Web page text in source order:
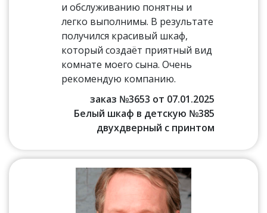
и обслуживанию понятны и
легко выполнимы. В результате
получился красивый шкаф,
который создаёт приятный вид
комнате моего сына. Очень
рекомендую компанию.
заказ №3653 от 07.01.2025
Белый шкаф в детскую №385
двухдверный с принтом